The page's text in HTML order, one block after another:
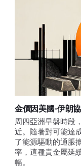
金價因美國-伊朗
周四亞洲早盤時段
近。隨著對可能達
了能源驅動的通脹
率，這種貴金屬延
幅。